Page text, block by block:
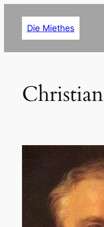
Die Miethes